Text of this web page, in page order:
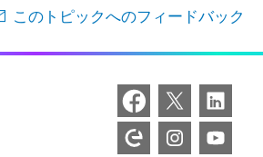
このトピックへのフィードバック